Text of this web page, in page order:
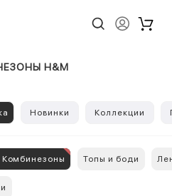
H&M
Новинки Коллекции
Комбинезоны Топы и боди